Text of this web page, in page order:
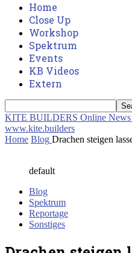
Home
Close Up
Workshop
Spektrum
Events
KB Videos
Extern
KITE BUILDERS Online News
www.kite.builders
Home Blog Drachen steigen
default
Blog
Spektrum
Reportage
Sonstiges